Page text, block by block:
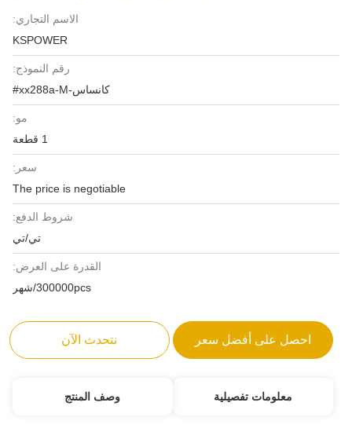
الاسم التجاري:
KSPOWER
رقم النموذج:
كانساس-xx288a-M#
مو:
1 قطعة
سعر:
The price is negotiable
شروط الدفع:
تي/تي
القدرة على العرض:
300000pcs/شهر
احصل على أفضل سعر نتحدث الآن
معلومات تفصيلية وصف المنتج